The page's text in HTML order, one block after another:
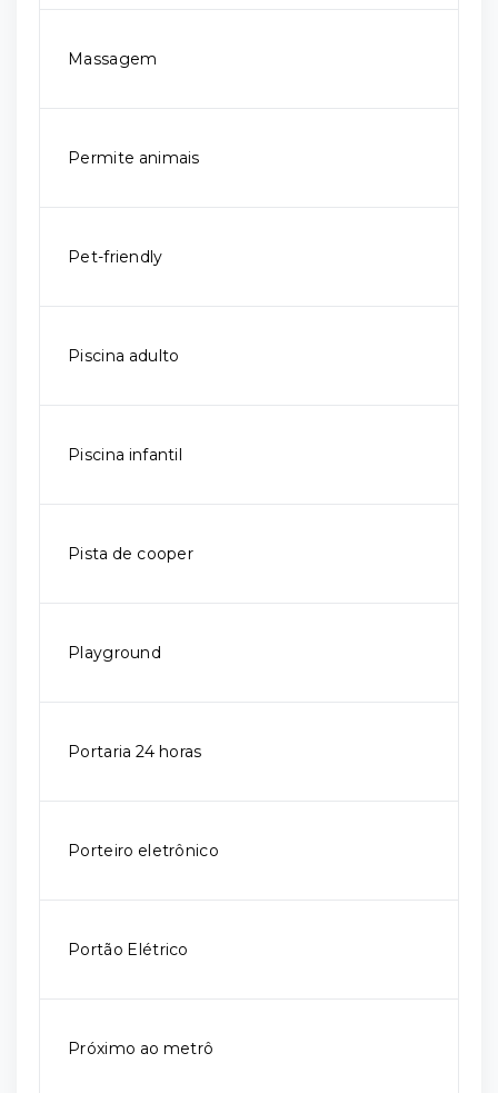
Massagem
Permite animais
Pet-friendly
Piscina adulto
Piscina infantil
Pista de cooper
Playground
Portaria 24 horas
Porteiro eletrônico
Portão Elétrico
Próximo ao metrô